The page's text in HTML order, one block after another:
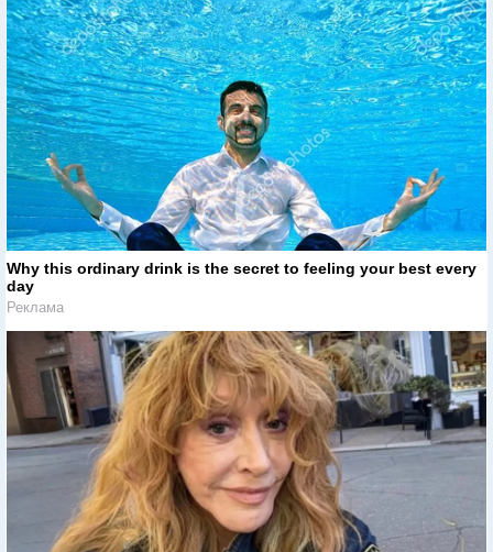
Why this ordinary drink is the secret to feeling your best every
day
Реклама